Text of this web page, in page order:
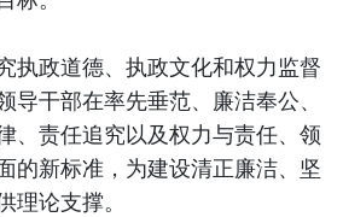
执政道德、执政文化和权力监督
导干部在率先垂范、廉洁奉公、
、责任追究以及权力与责任、领
的新标准，为建设清正廉洁、坚
理论支撑。